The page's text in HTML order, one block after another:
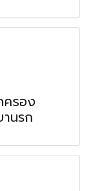
ครอง
นรก